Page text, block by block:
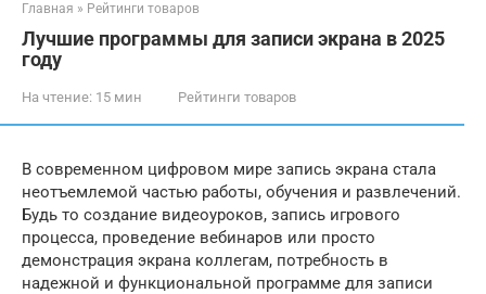
Главная » Рейтинги товаров
Лучшие программы для записи экрана в 2025
году
На чтение: 15 мин Рейтинги товаров
В современном цифровом мире запись экрана стала
неотъемлемой частью работы, обучения и развлечений.
Будь то создание видеоуроков, запись игрового
процесса, проведение вебинаров или просто
демонстрация экрана коллегам, потребность в
надежной и функциональной программе для записи